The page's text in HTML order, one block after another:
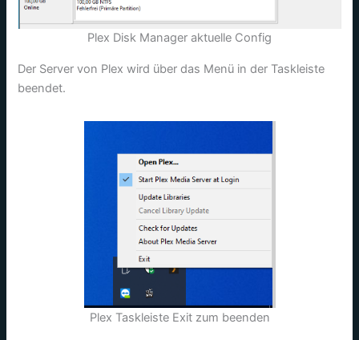
Plex Disk Manager aktuelle Config
Der Server von Plex wird über das Menü in der Taskleiste
beendet.
Plex Taskleiste Exit zum beenden